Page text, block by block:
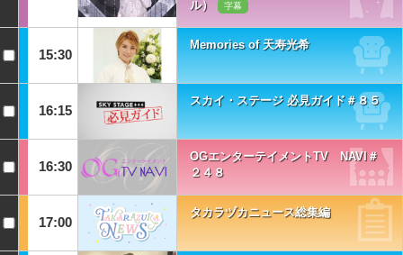
ル）
字幕
15:30
Memories of 天寿光希
16:15
スカイ・ステージ 必見ガイド＃８５
16:30
OGエンターテイメントTV NAVI＃
２４８
17:00
タカラヅカニュース総集編